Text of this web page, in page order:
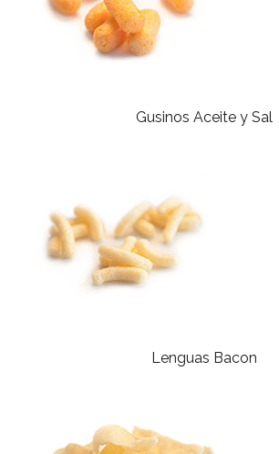
Gusinos Aceite y Sal
Lenguas Bacon